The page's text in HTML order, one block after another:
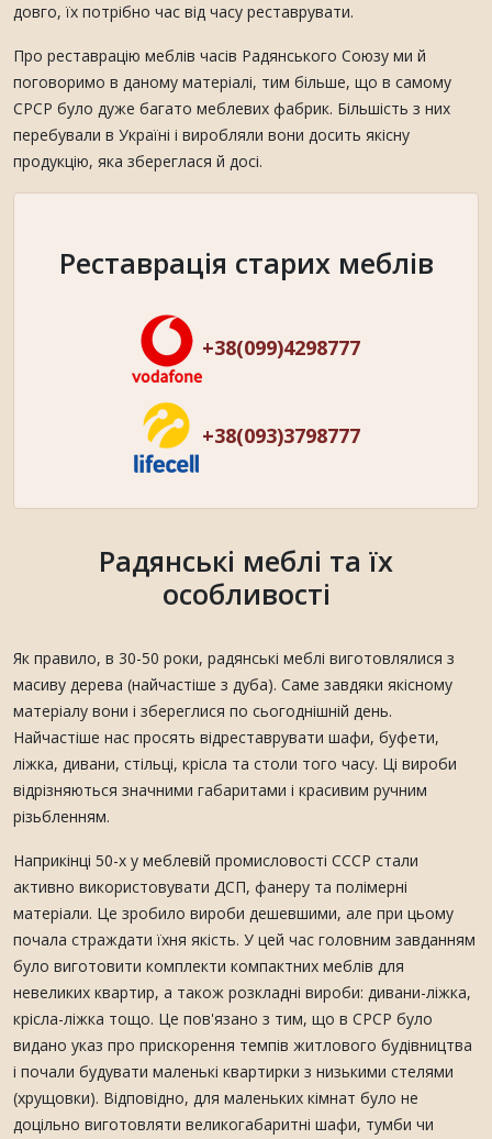
довго, їх потрібно час від часу реставрувати.
Про реставрацію меблів часів Радянського Союзу ми й
поговоримо в даному матеріалі, тим більше, що в самому
СРСР було дуже багато меблевих фабрик. Більшість з них
перебували в Україні і виробляли вони досить якісну
продукцію, яка збереглася й досі.
Реставрація старих меблів
+38(099)4298777
+38(093)3798777
Радянські меблі та їх
особливості
Як правило, в 30-50 роки, радянські меблі виготовлялися з
масиву дерева (найчастіше з дуба). Саме завдяки якісному
матеріалу вони і збереглися по сьогоднішній день.
Найчастіше нас просять відреставрувати шафи, буфети,
ліжка, дивани, стільці, крісла та столи того часу. Ці вироби
відрізняються значними габаритами і красивим ручним
різьбленням.
Наприкінці 50-х у меблевій промисловості CCCР стали
активно використовувати ДСП, фанеру та полімерні
матеріали. Це зробило вироби дешевшими, але при цьому
почала страждати їхня якість. У цей час головним завданням
було виготовити комплекти компактних меблів для
невеликих квартир, а також розкладні вироби: дивани-ліжка,
крісла-ліжка тощо. Це пов'язано з тим, що в СРСР було
видано указ про прискорення темпів житлового будівництва
і почали будувати маленькі квартирки з низькими стелями
(хрущовки). Відповідно, для маленьких кімнат було не
доцільно виготовляти великогабаритні шафи, тумби чи